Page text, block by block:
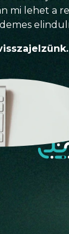
mi lehet a